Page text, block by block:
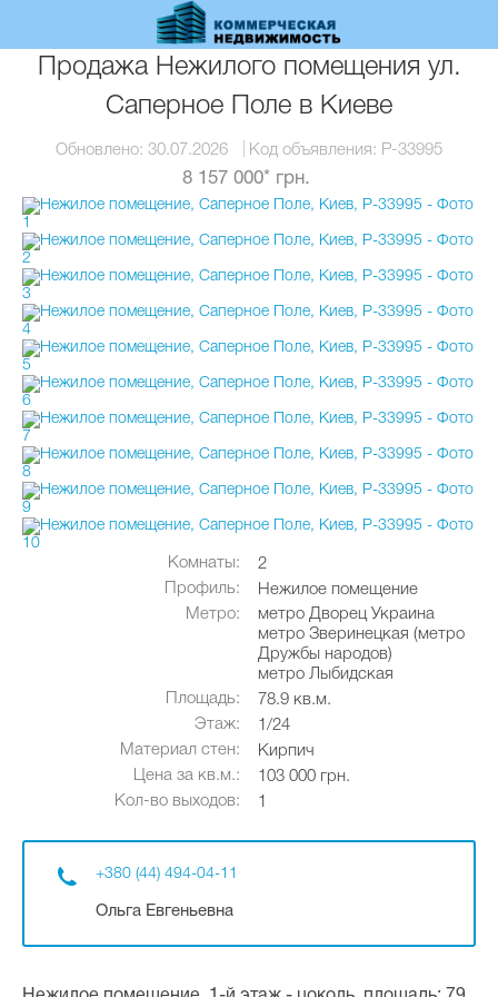
основному
содержаниюПродажа Нежилого помещения ул.
Саперное Поле в Киеве
Обновлено: 30.07.2026 Код объявления: P-33995
8 157 000* грн.
Комнаты:
2
Профиль:
Нежилое помещение
Метро:
метро Дворец Украина
метро Зверинецкая (метро
Дружбы народов)
метро Лыбидская
Площадь:
78.9 кв.м.
Этаж:
1/24
Материал стен:
Кирпич
Цена за кв.м.:
103 000 грн.
Кол-во выходов:
1
+380 (44) 494-04-11
Ольга Евгеньевна